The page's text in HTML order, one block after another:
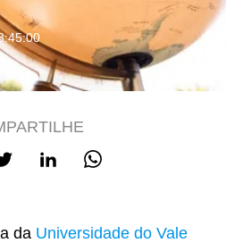
da Universidade do Vale